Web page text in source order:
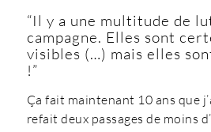
“Il y a une multitude de
campagne. Elles sont
visibles (…) mais elles
!”
Ça fait maintenant 10 ans que
refait deux passages de moins